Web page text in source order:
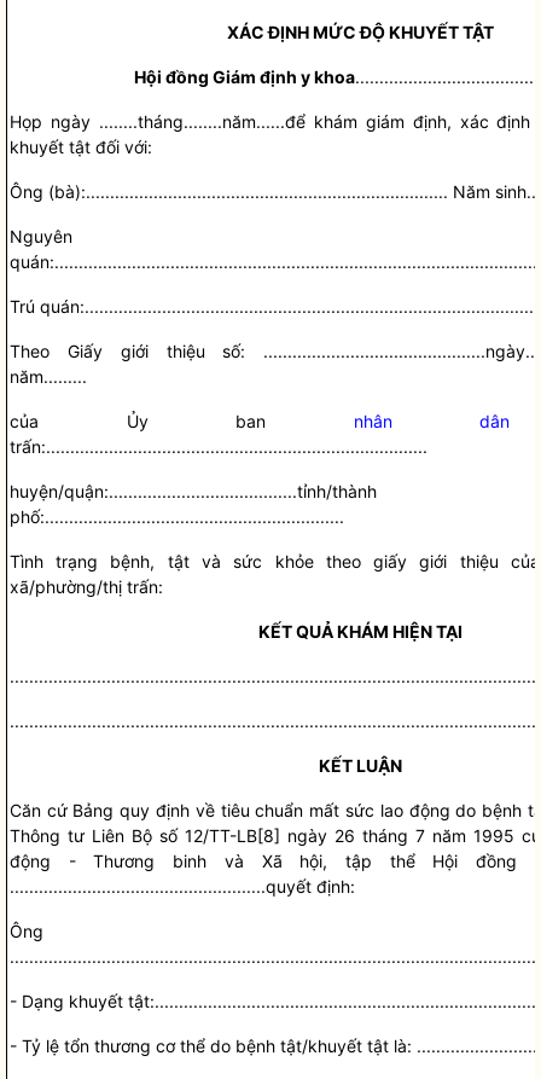
XÁC ĐỊNH MỨC ĐỘ KHUYẾT TẬT
Hội đồng Giám định y khoa
Họp ngày........tháng........năm......để khám giám định, xác
khuyết tật đối với:
Ông (bà):........................................................................... Năm sinh
Nguyên
quán:
Trú quán:
Theo Giấy giới thiệu số: ..............................................ngày
năm.........
của Ủy ban nhân dân
trấn:...............................................................................
huyện/quận:.......................................tỉnh/thành
phố:..............................................................
Tình trạng bệnh, tật và sức khỏe theo giấy giới thiệu
xã/phường/thị trấn:
KẾT QUẢ KHÁM HIỆN TẠI
KẾT LUẬN
Căn cứ Bảng quy định về tiêu chuẩn mất sức lao động do bệnh
Thông tư Liên Bộ số 12/TT-LB[8] ngày 26 tháng 7 năm 1995
động - Thương binh và Xã hội, tập thể Hội đồng
.....................................................quyết định:
Ông
- Dạng khuyết tật:
- Tỷ lệ tổn thương cơ thể do bệnh tật/khuyết tật là: